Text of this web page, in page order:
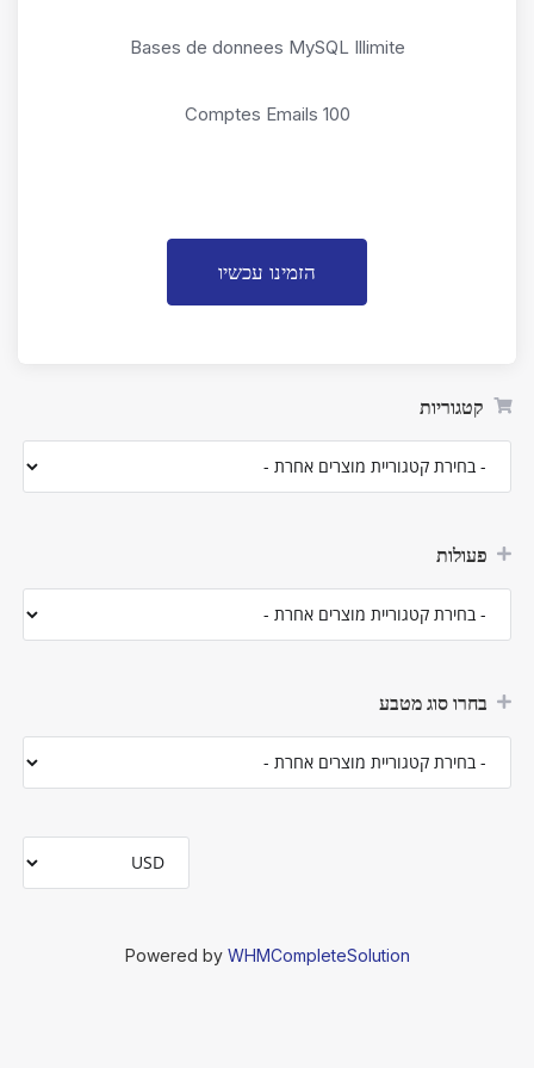
קטגוריות
פעולות
בחרו סוג מטבע
Bases de donnees MySQL Illimite
Comptes Emails 100
הזמינו עכשיו
Powered by WHMCompleteSolution